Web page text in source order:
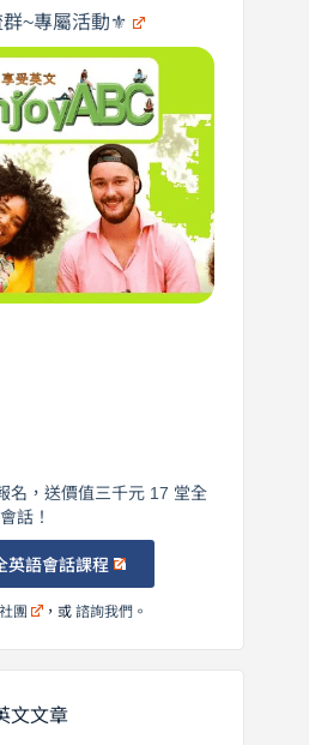
說｜
元
英
語！
~專屬活動⚜️
名，送價值三千元 17 堂全
話！
英語會話課程
團 ，或諮詢我們 。
文文章